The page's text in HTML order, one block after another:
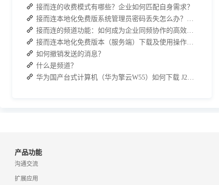
接而连的收费模式有哪些？企业如何匹配自身需求？
接而连本地化免费版系统管理员密码丢失怎么办？两种解决方案帮你快速恢复权限
接而连的频道功能：如何成为企业同频协作的高效枢纽？
接而连本地化免费版本（服务端）下载及使用操作手册
如何撤销发送的消息？
什么是频道？
华为国产台式计算机（华为擎云W55）如何下载 J2L3x 客户端
产品功能
沟通交流
扩展应用